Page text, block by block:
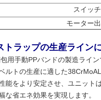
スイッチ
モーター
トラップの生産ライン
用手動PPバンドの製造ライ
ルトの生産に適した
能をより安定させ、ユニット
な省エネ効果を実現します。